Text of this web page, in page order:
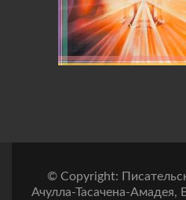
© Copyright:
Ачулла-Тасачена-